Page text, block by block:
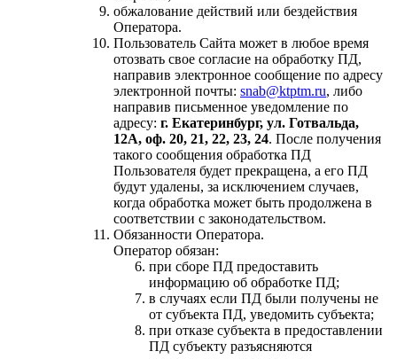
обжалование действий или бездействия
Оператора.
Пользователь Сайта может в любое время
отозвать свое согласие на обработку ПД,
направив электронное сообщение по адресу
электронной почты: snab@ktptm.ru, либо
направив письменное уведомление по
адресу: г. Екатеринбург, ул. Готвальда,
12А, оф. 20, 21, 22, 23, 24. После получения
такого сообщения обработка ПД
Пользователя будет прекращена, а его ПД
будут удалены, за исключением случаев,
когда обработка может быть продолжена в
соответствии с законодательством.
Обязанности Оператора.
Оператор обязан:
при сборе ПД предоставить
информацию об обработке ПД;
в случаях если ПД были получены не
от субъекта ПД, уведомить субъекта;
при отказе субъекта в предоставлении
ПД субъекту разъясняются